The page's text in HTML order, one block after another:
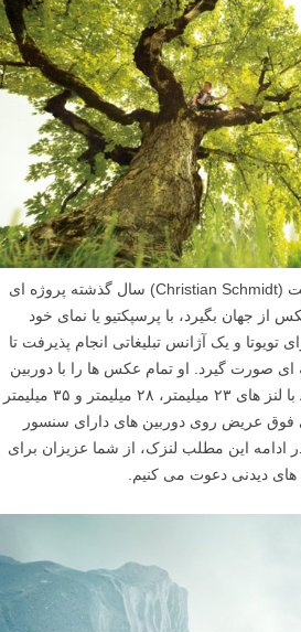
عکاس آلمانی کریستین اسمیت (Christian Schmidt) سال گذشته پروژه ای
جهان بگیرد، با پرسپکتیو یا نمای خود
و یک آژانس تبلیغاتی انجام پذیرفت تا
ای صورت گیرد. او تمام عکس ها را با دوربین
های Phase One و Alpa SW با لنز های ۲۳ میلیمتر، ۲۸ میلیمتر و ۳۵ میلیمتر
عریض روی دوربین های دارای سنسور
ادامه این مطلب لنزک، از شما عزیزان برای
دیدنی دعوت می کنیم.